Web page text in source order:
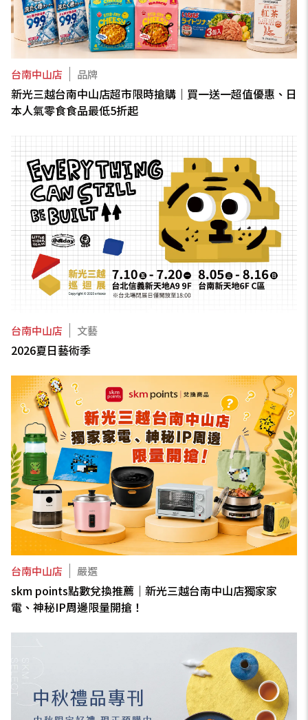
台南中山店 品牌
新光三越台南中山店超市限時搶購｜買一送一超值優惠、日
本人氣零食食品最低5折起
台南中山店 文藝
2026夏日藝術季
台南中山店 嚴選
skm points點數兌換推薦｜新光三越台南中山店獨家家
電、神秘IP周邊限量開搶！